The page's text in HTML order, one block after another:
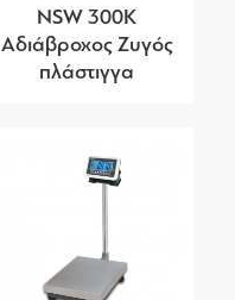
NSW 300K
Αδιάβροχος Ζυγός
πλάστιγγα